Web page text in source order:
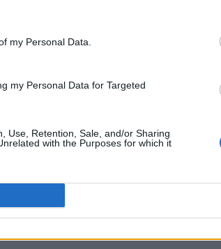
my Personal Data.
my Personal Data for Targeted
Use, Retention, Sale, and/or Sharing
with the Purposes for which it
contiene alcune scene del
nuovo singolo di Checco e co.